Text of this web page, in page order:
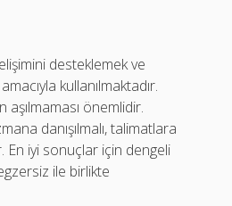
desteklemek ve
kullanılmaktadır.
önemlidir.
danışılmalı, talimatlara
En iyi sonuçlar için dengeli
ile birlikte